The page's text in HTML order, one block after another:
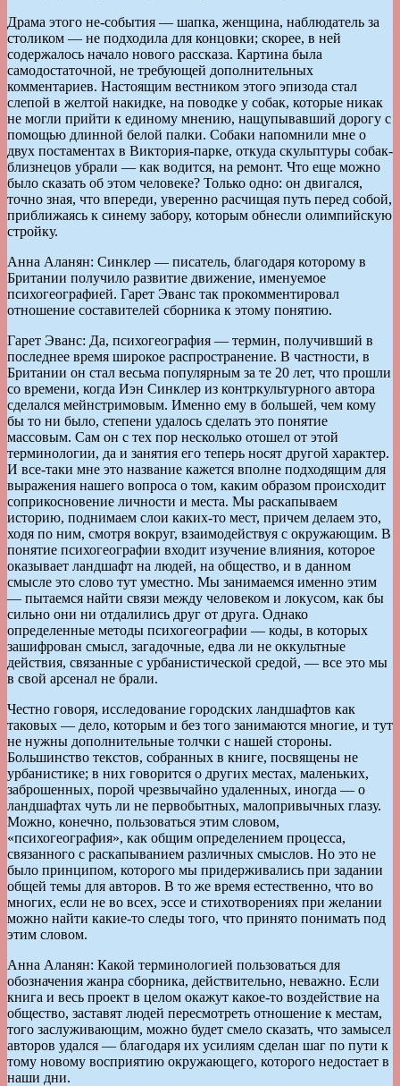
Драма этого не-события — шапка, женщина, наблюдатель за
столиком — не подходила для концовки; скорее, в ней
содержалось начало нового рассказа. Картина была
самодостаточной, не требующей дополнительных
комментариев. Настоящим вестником этого эпизода стал
слепой в желтой накидке, на поводке у собак, которые никак
не могли прийти к единому мнению, нащупывавший дорогу с
помощью длинной белой палки. Собаки напомнили мне о
двух постаментах в Виктория-парке, откуда скульптуры собак-
близнецов убрали — как водится, на ремонт. Что еще можно
было сказать об этом человеке? Только одно: он двигался,
точно зная, что впереди, уверенно расчищая путь перед собой,
приближаясь к синему забору, которым обнесли олимпийскую
стройку.
Анна Аланян: Синклер — писатель, благодаря которому в
Британии получило развитие движение, именуемое
психогеографией. Гарет Эванс так прокомментировал
отношение составителей сборника к этому понятию.
Гарет Эванс: Да, психогеография — термин, получивший в
последнее время широкое распространение. В частности, в
Британии он стал весьма популярным за те 20 лет, что прошли
со времени, когда Иэн Синклер из контркультурного автора
сделался мейнстримовым. Именно ему в большей, чем кому
бы то ни было, степени удалось сделать это понятие
массовым. Сам он с тех пор несколько отошел от этой
терминологии, да и занятия его теперь носят другой характер.
И все-таки мне это название кажется вполне подходящим для
выражения нашего вопроса о том, каким образом происходит
соприкосновение личности и места. Мы раскапываем
историю, поднимаем слои каких-то мест, причем делаем это,
ходя по ним, смотря вокруг, взаимодействуя с окружающим. В
понятие психогеографии входит изучение влияния, которое
оказывает ландшафт на людей, на общество, и в данном
смысле это слово тут уместно. Мы занимаемся именно этим
— пытаемся найти связи между человеком и локусом, как бы
сильно они ни отдалились друг от друга. Однако
определенные методы психогеографии — коды, в которых
зашифрован смысл, загадочные, едва ли не оккультные
действия, связанные с урбанистической средой, — все это мы
в свой арсенал не брали.
Честно говоря, исследование городских ландшафтов как
таковых — дело, которым и без того занимаются многие, и тут
не нужны дополнительные толчки с нашей стороны.
Большинство текстов, собранных в книге, посвящены не
урбанистике; в них говорится о других местах, маленьких,
заброшенных, порой чрезвычайно удаленных, иногда — о
ландшафтах чуть ли не первобытных, малопривычных глазу.
Можно, конечно, пользоваться этим словом,
«психогеография», как общим определением процесса,
связанного с раскапыванием различных смыслов. Но это не
было принципом, которого мы придерживались при задании
общей темы для авторов. В то же время естественно, что во
многих, если не во всех, эссе и стихотворениях при желании
можно найти какие-то следы того, что принято понимать под
этим словом.
Анна Аланян: Какой терминологией пользоваться для
обозначения жанра сборника, действительно, неважно. Если
книга и весь проект в целом окажут какое-то воздействие на
общество, заставят людей пересмотреть отношение к местам,
того заслуживающим, можно будет смело сказать, что замысел
авторов удался — благодаря их усилиям сделан шаг по пути к
тому новому восприятию окружающего, которого недостает в
наши дни.